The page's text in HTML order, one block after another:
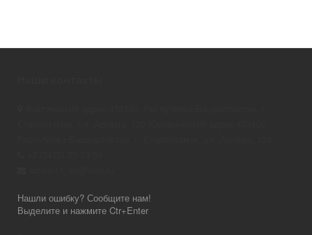
Нашли ошибку? Сообщите нам!
Выделите и нажмите Ctr+Enter